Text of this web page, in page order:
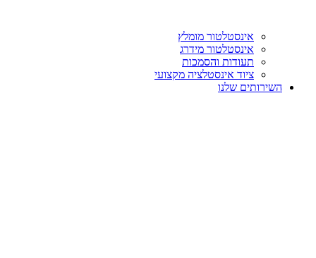
אינסטלטור מומלץ
אינסטלטור מידרג
תעודות והסמכות
ציוד אינסטלציה מקצועי
השירותים שלנו